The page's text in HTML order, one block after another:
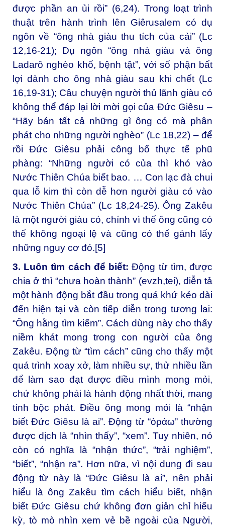
được phần an ủi rồi” (6,24). Trong loạt trình
thuật trên hành trình lên Giêrusalem có dụ
ngôn về “ông nhà giàu thu tích của cải” (Lc
12,16-21); Dụ ngôn “ông nhà giàu và ông
Ladarô nghèo khổ, bệnh tật”, với số phận bất
lợi dành cho ông nhà giàu sau khi chết (Lc
16,19-31); Câu chuyện người thủ lãnh giàu có
không thể đáp lại lời mời gọi của Đức Giêsu –
“Hãy bán tất cả những gì ông có mà phân
phát cho những người nghèo” (Lc 18,22) – để
rồi Đức Giêsu phải công bố thực tế phũ
phàng: “Những người có của thì khó vào
Nước Thiên Chúa biết bao. … Con lạc đà chui
qua lỗ kim thì còn dễ hơn người giàu có vào
Nước Thiên Chúa” (Lc 18,24-25). Ông Zakêu
là một người giàu có, chính vì thế ông cũng có
thể không ngoại lệ và cũng có thể gánh lấy
những nguy cơ đó.[5]
3. Luôn tìm cách để biết: Động từ tìm, được
chia ở thì “chưa hoàn thành” (evzh,tei), diễn tả
một hành động bắt đầu trong quá khứ kéo dài
đến hiện tại và còn tiếp diễn trong tương lai:
“Ông hằng tìm kiếm”. Cách dùng này cho thấy
niềm khát mong trong con người của ông
Zakêu. Động từ “tìm cách” cũng cho thấy một
quá trình xoay xở, làm nhiều sự, thử nhiều lần
để làm sao đạt được điều mình mong mỏi,
chứ không phải là hành động nhất thời, mang
tính bộc phát. Điều ông mong mỏi là “nhận
biết Đức Giêsu là ai”. Động từ “ὁράω” thường
được dịch là “nhìn thấy”, “xem”. Tuy nhiên, nó
còn có nghĩa là “nhận thức”, “trải nghiệm”,
“biết”, “nhận ra”. Hơn nữa, vì nội dung đi sau
động từ này là “Đức Giêsu là ai”, nên phải
hiểu là ông Zakêu tìm cách hiểu biết, nhận
biết Đức Giêsu chứ không đơn giản chỉ hiếu
kỳ, tò mò nhìn xem vẻ bề ngoài của Người,